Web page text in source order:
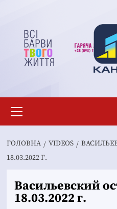
вмісту
меню
ГОЛОВНА VIDEOS
18.03.2022 Г.
Васильевский
18.03.2022 г.